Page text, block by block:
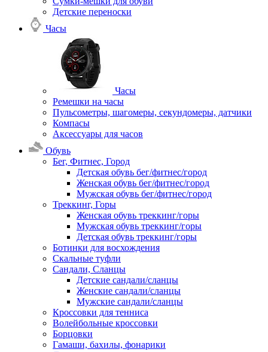
Детские переноски
Часы
Часы
Ремешки на часы
Пульсометры, шагомеры, секундомеры, датчики
Компасы
Аксессуары для часов
Обувь
Бег, Фитнес, Город
Детская обувь бег/фитнес/город
Женская обувь бег/фитнес/город
Мужская обувь бег/фитнес/город
Треккинг, Горы
Женская обувь треккинг/горы
Мужская обувь треккинг/горы
Детская обувь треккинг/горы
Ботинки для восхождения
Скальные туфли
Сандали, Сланцы
Детские сандали/сланцы
Женские сандали/сланцы
Мужские сандали/сланцы
Кроссовки для тенниса
Волейбольные кроссовки
Борцовки
Гамаши, бахилы, фонарики